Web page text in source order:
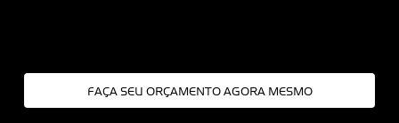
FAÇA SEU ORÇAMENTO AGORA MESMO